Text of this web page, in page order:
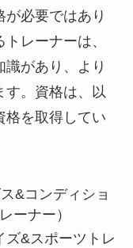
必要ではあり
レーナーは、
があり、より
す。資格は、以
格を取得してい
&コンディショ
ーナー）
ズ&スポーツトレ